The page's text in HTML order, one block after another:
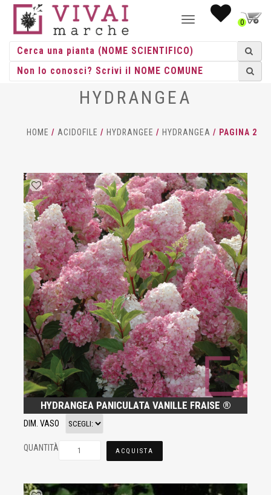
NAVIGAZIONE0
HYDRANGEA
HOME / ACIDOFILE / HYDRANGEE / HYDRANGEA / PAGINA 2
HYDRANGEA PANICULATA VANILLE FRAISE ®
DIM. VASO
QUANTITÀ ACQUISTA